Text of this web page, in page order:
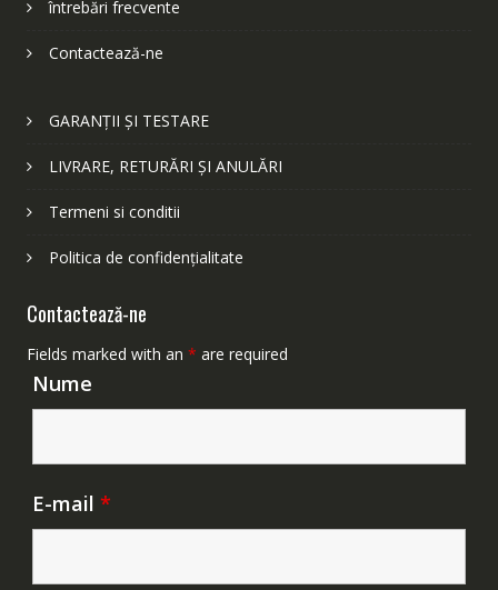
întrebări frecvente
Contactează-ne
GARANȚII ȘI TESTARE
LIVRARE, RETURĂRI ȘI ANULĂRI
Termeni si conditii
Politica de confidențialitate
Contactează-ne
Fields marked with an * are required
Nume
E-mail *